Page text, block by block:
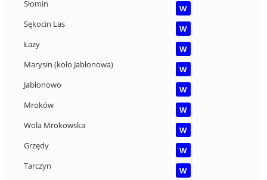
Słomin
W
Sękocin Las
W
Łazy
W
Marysin (koło Jabłonowa)
W
Jabłonowo
W
Mroków
W
Wola Mrokowska
W
Grzędy
W
Tarczyn
W